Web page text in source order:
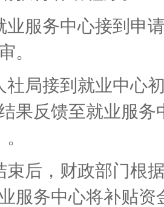
务中心接到申请
。
接到就业中心初
果反馈至就业服
，财政部门根据
服务中心将补贴